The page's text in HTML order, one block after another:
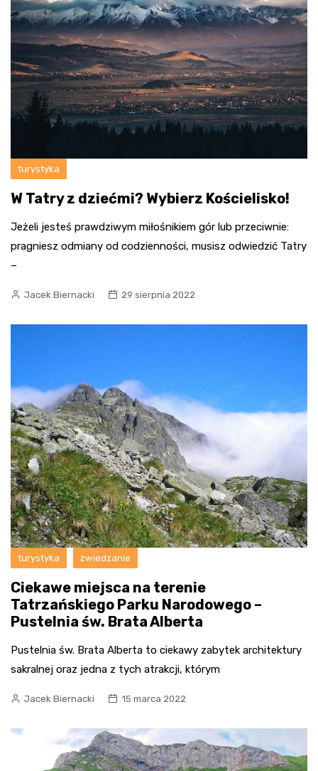
turystyka
W Tatry z dziećmi? Wybierz Kościelisko!
Jeżeli jesteś prawdziwym miłośnikiem gór lub przeciwnie:
pragniesz odmiany od codzienności, musisz odwiedzić Tatry
–
Jacek Biernacki 29 sierpnia 2022
turystyka zwiedzanie
Ciekawe miejsca na terenie
Tatrzańskiego Parku Narodowego –
Pustelnia św. Brata Alberta
Pustelnia św. Brata Alberta to ciekawy zabytek architektury
sakralnej oraz jedna z tych atrakcji, którym
Jacek Biernacki 15 marca 2022